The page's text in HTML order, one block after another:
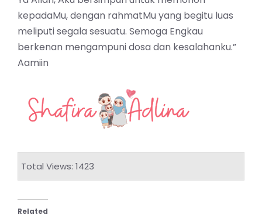
kepadaMu, dengan rahmatMu yang begitu luas
meliputi segala sesuatu. Semoga Engkau
berkenan mengampuni dosa dan kesalahanku.”
Aamiin
Total Views: 1423
Related